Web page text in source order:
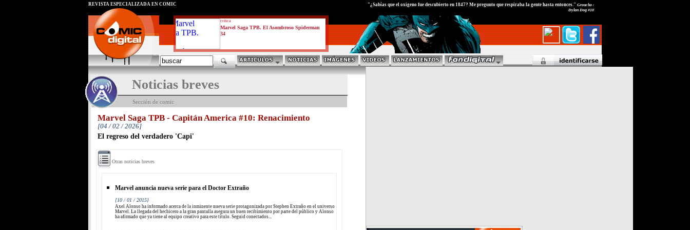
critica
Marvel Saga TPB. El Asombroso Spiderman
34
REVISTA ESPECIALIZADA EN CÓMIC "¿Sabías que el oxigeno fue descubierto en 1847? Me pregunto que respiraba la gente hasta entonces." Groucho /
Dylan Dog #10
Noticias breves
Sección de comic
Marvel Saga TPB - Capitán America #10: Renacimiento
[04 / 02 / 2026]
El regreso del verdadero 'Capi'
Otras noticias breves
Marvel anuncia nueva serie para el Doctor Extraño
[10 / 01 / 2015]
Axel Alonso ha informado acerca de la inminente nueva serie protagonizada por Stephen Extraño en el universo
Marvel. La llegada del hechicero a la gran pantalla asegura un buen recibimiento por parte del público y Alonso
ha afirmado que ya tiene al equipo creativo para este título. Seguid conectados...